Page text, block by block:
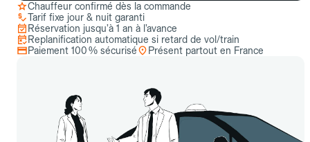
Chauffeur confirmé dès la commande
Tarif fixe jour & nuit garanti
Réservation jusqu’à 1 an à l’avance
Replanification automatique si retard de vol/train
Paiement 100 % sécurisé
Présent partout en France